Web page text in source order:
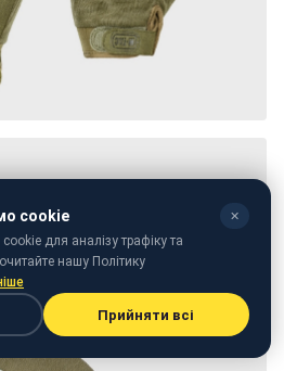
cookie ✕
для аналізу трафіку та
нашу Політику
Прийняти всі